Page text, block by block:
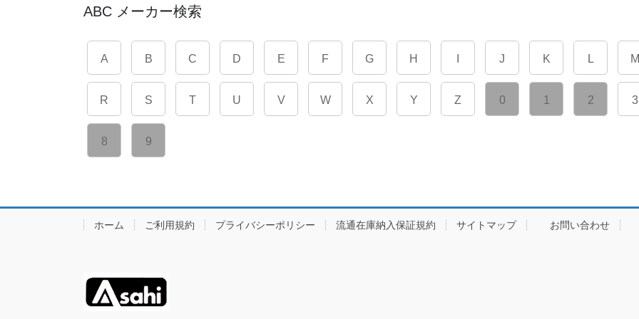
ABC メーカー検索
A B C D E F G H J K L M
R S T U V W X Y Z 0 1 2 3
8 9
ホーム ご利用規約 プライバシーポリシー 流通在庫納入保証規約 サイトマップ お問い合わせ